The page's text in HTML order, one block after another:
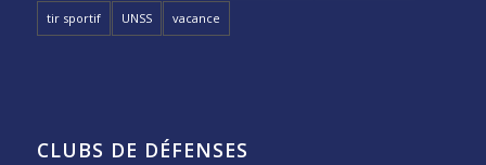
tir sportif UNSS vacance
CLUBS DE DÉFENSES